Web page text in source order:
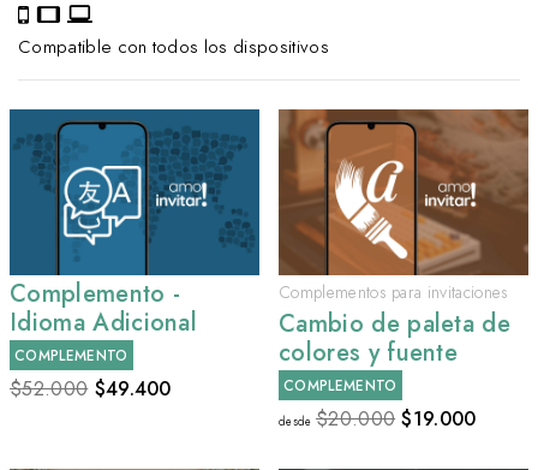
Compatible con todos los dispositivos
Complemento -
Idioma Adicional
COMPLEMENTO
$52.000$49.400
Complementos para invitaciones
Cambio de paleta de
colores y fuente
COMPLEMENTO
desde $20.000$19.000